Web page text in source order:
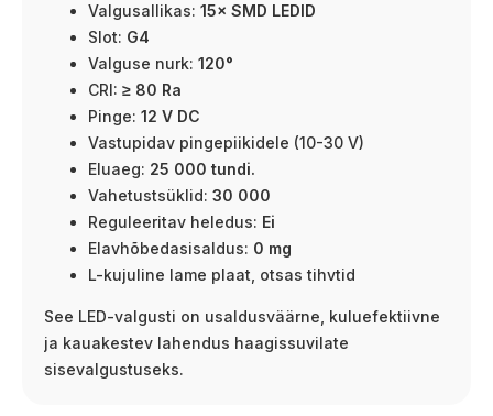
Valgusallikas: 15× SMD LEDID
Slot: G4
Valguse nurk: 120°
CRI: ≥ 80 Ra
Pinge: 12 V DC
Vastupidav pingepiikidele (10-30 V)
Eluaeg: 25 000 tundi.
Vahetustsüklid: 30 000
Reguleeritav heledus: Ei
Elavhõbedasisaldus: 0 mg
L-kujuline lame plaat, otsas tihvtid
See LED-valgusti on usaldusväärne, kuluefektiivne
ja kauakestev lahendus haagissuvilate
sisevalgustuseks.